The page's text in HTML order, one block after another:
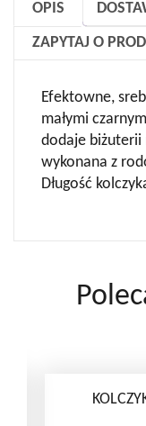
OPIS
ZAPYTAJ O
Efektowne,
małymi
dodaje biżuterii
wykonana z
Długość